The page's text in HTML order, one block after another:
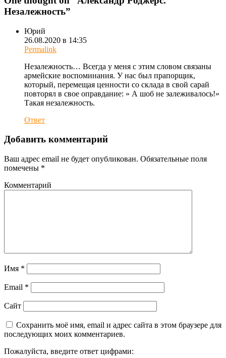
Незалежность”
Юрий
26.08.2020 в 14:35
Permalink
Незалежность… Всегда у меня с этим словом связаны
армейские воспоминания. У нас был прапорщик,
который, перемещая ценности со склада в свой сарай
повторял в свое оправдание: » А шоб не залеживалось!»
Такая незалежность.
Ответ
Добавить комментарий
Ваш адрес email не будет опубликован. Обязательные поля
помечены *
Комментарий
Имя *
Email *
Сайт
Сохранить моё имя, email и адрес сайта в этом браузере для
последующих моих комментариев.
Пожалуйста, введите ответ цифрами: